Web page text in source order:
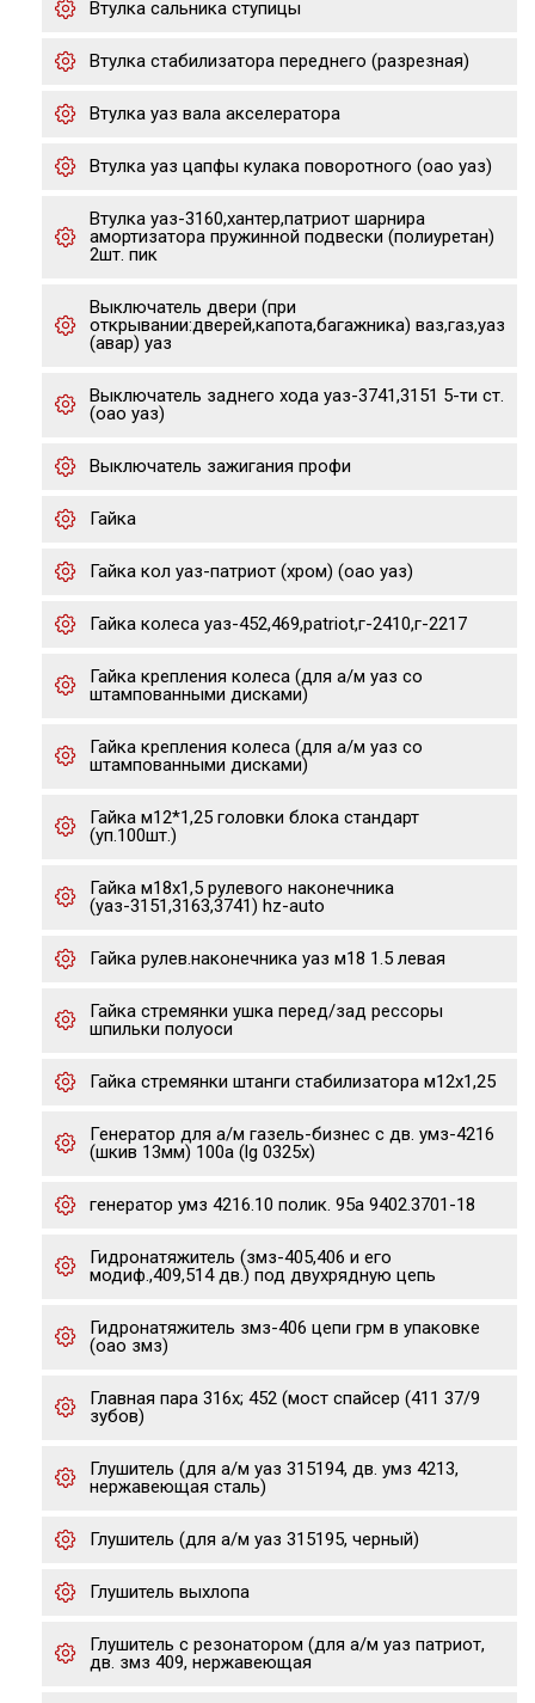
Втулка сальника ступицы
Втулка стабилизатора переднего (разрезная)
Втулка уаз вала акселератора
Втулка уаз цапфы кулака поворотного (оао уаз)
Втулка уаз-3160,хантер,патриот шарнира
амортизатора пружинной подвески (полиуретан)
2шт. пик
Выключатель двери (при
открывании:дверей,капота,багажника) ваз,газ,уаз
(авар) уаз
Выключатель заднего хода уаз-3741,3151 5-ти ст.
(оао уаз)
Выключатель зажигания профи
Гайка
Гайка кол уаз-патриот (хром) (оао уаз)
Гайка колеса уаз-452,469,patriot,г-2410,г-2217
Гайка крепления колеса (для а/м уаз со
штампованными дисками)
Гайка крепления колеса (для а/м уаз со
штампованными дисками)
Гайка м12*1,25 головки блока стандарт
(уп.100шт.)
Гайка м18х1,5 рулевого наконечника
(уаз-3151,3163,3741) hz-auto
Гайка рулев.наконечника уаз м18 1.5 левая
Гайка стремянки ушка перед/зад рессоры
шпильки полуоси
Гайка стремянки штанги стабилизатора м12х1,25
Генератор для а/м газель-бизнес с дв. умз-4216
(шкив 13мм) 100a (lg 0325x)
генератор умз 4216.10 полик. 95а 9402.3701-18
Гидронатяжитель (змз-405,406 и его
модиф.,409,514 дв.) под двухрядную цепь
Гидронатяжитель змз-406 цепи грм в упаковке
(оао змз)
Главная пара 316х; 452 (мост спайсер (411 37/9
зубов)
Глушитель (для а/м уаз 315194, дв. умз 4213,
нержавеющая сталь)
Глушитель (для а/м уаз 315195, черный)
Глушитель выхлопа
Глушитель с резонатором (для а/м уаз патриот,
дв. змз 409, нержавеющая